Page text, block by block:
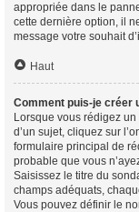
appropriée dans le
cette dernière option, il
message votre souhait
Haut
Comment puis-je créer
Lorsque vous rédigez
d’un sujet, cliquez sur
formulaire principal de
probable que vous
Saisissez le titre du
champs adéquats,
Vous pouvez définir le